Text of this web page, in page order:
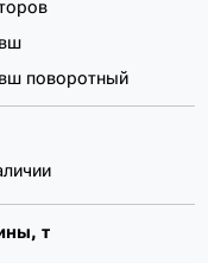
поворотный
т